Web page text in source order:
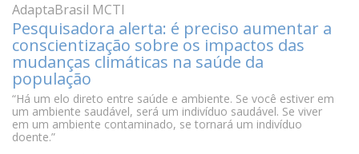
AdaptaBrasil MCTI
Pesquisadora alerta: é preciso aumentar a
conscientização sobre os impactos das
mudanças climáticas na saúde da
população
“Há um elo direto entre saúde e ambiente. Se você estiver em
um ambiente saudável, será um indivíduo saudável. Se viver
em um ambiente contaminado, se tornará um indivíduo
doente.”